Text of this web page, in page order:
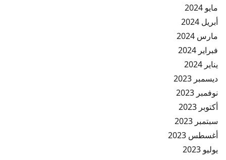
مايو 2024
أبريل 2024
مارس 2024
فبراير 2024
يناير 2024
ديسمبر 2023
نوفمبر 2023
أكتوبر 2023
سبتمبر 2023
أغسطس 2023
يوليو 2023